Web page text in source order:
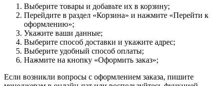
Выберите товары и добавьте их в корзину;
Перейдите в раздел «Корзина» и нажмите «Перейти к
оформлению»;
Укажите ваши данные;
Выберите способ доставки и укажите адрес;
Выберите удобный способ оплаты;
Нажмите на кнопку «Оформить заказ»;
Если возникли вопросы с оформлением заказа, пишите